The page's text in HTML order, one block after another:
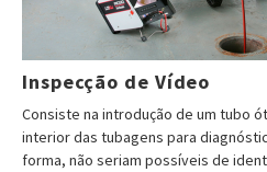
Inspecção de Vídeo
Consiste na introdução de um tubo
interior das tubagens para
forma, não seriam possíveis de